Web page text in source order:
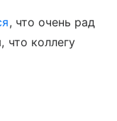
, что очень рад
что коллегу